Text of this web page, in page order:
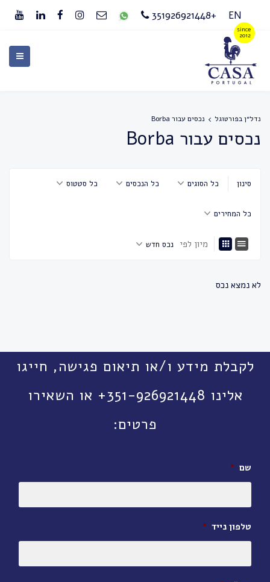
EN
+351926921448
נדל״ן בפורטוגל נכסים עבור Borba
נכסים עבור Borba
סינון כל הסוגים כל הנכסים כל סטטוס
כל המחירים
מיון לפי נכס חדש
לא נמצא נכס
לקבלת מידע ו/או תיאום פגישה, חייגו
אלינו 351-926921448+ או השאירו
פרטים:
שם *
טלפון נייד *